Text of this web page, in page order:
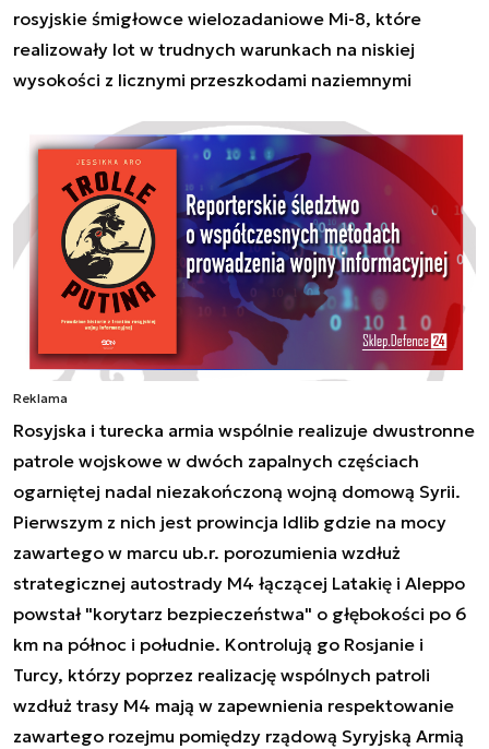
rosyjskie śmigłowce wielozadaniowe Mi-8, które
realizowały lot w trudnych warunkach na niskiej
wysokości z licznymi przeszkodami naziemnymi
Reklama
Rosyjska i turecka armia wspólnie realizuje dwustronne
patrole wojskowe w dwóch zapalnych częściach
ogarniętej nadal niezakończoną wojną domową Syrii.
Pierwszym z nich jest prowincja Idlib gdzie na mocy
zawartego w marcu ub.r. porozumienia wzdłuż
strategicznej autostrady M4 łączącej Latakię i Aleppo
powstał "korytarz bezpieczeństwa" o głębokości po 6
km na północ i południe. Kontrolują go Rosjanie i
Turcy, którzy poprzez realizację wspólnych patroli
wzdłuż trasy M4 mają w zapewnienia respektowanie
zawartego rozejmu pomiędzy rządową Syryjską Armią